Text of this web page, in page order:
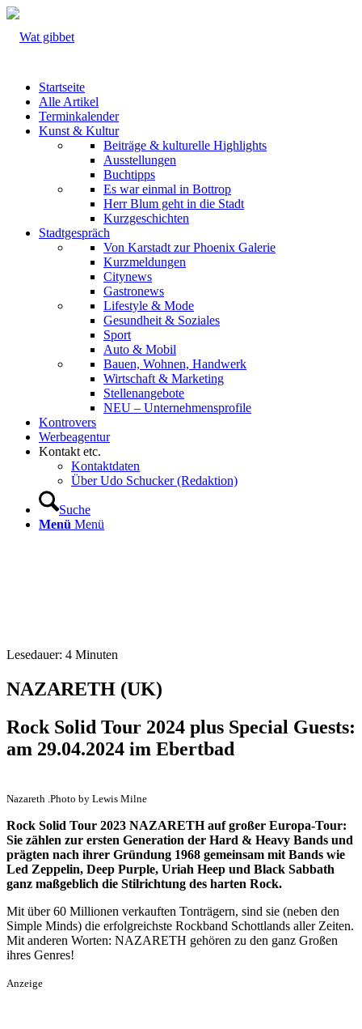
Startseite
Alle Artikel
Terminkalender
Kunst & Kultur
Beiträge & kulturelle Highlights
Ausstellungen
Buchtipps
Es war einmal in Bottrop
Herr Blum geht in die Stadt
Kurzgeschichten
Stadtgespräch
Von Karstadt zur Phoenix Galerie
Kurzmeldungen
Citynews
Gastronews
Lifestyle & Mode
Gesundheit & Soziales
Sport
Auto & Mobil
Bauen, Wohnen, Handwerk
Wirtschaft & Marketing
Stellenangebote
NEU – Unternehmens­profile
Kontrovers
Werbeagentur
Kontakt etc.
Kontaktdaten
Über Udo Schucker (Redaktion)
Suche
Menü Menü
Lesedauer: 4 Minuten
NAZARETH (UK)
Rock Solid Tour 2024 plus Special Guests:
am 29.04.2024 im Ebertbad
Nazareth .Photo by Lewis Milne
Rock Solid Tour 2023 NAZARETH auf großer Europa-Tour:
Sie zählen zur ersten Generation der Hard & Heavy Bands und
prägten nach ihrer Gründung 1968 gemeinsam mit Bands wie
Led Zeppelin, Deep Purple, Uriah Heep und Black Sabbath
ganz maßgeblich die Stilrichtung des harten Rock.
Mit über 60 Millionen verkauften Tonträgern, sind sie (neben den
Simple Minds) die erfolgreichste Rockband Schottlands aller Zeiten.
Mit anderen Worten: NAZARETH gehören zu den ganz Großen
ihres Genres!
Anzeige